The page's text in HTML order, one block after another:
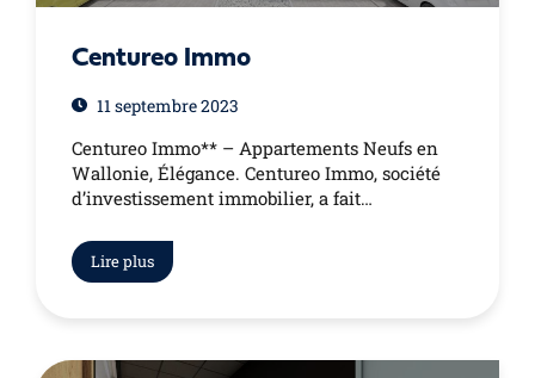
Centureo Immo
11 septembre 2023
Centureo Immo** – Appartements Neufs en
Wallonie, Élégance. Centureo Immo, société
d’investissement immobilier, a fait…
Lire plus